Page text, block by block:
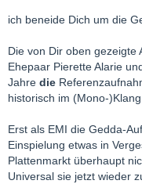
ich beneide Dich um die
Die von Dir oben gezeigte
Ehepaar Pierette Alarie
Jahre die
historisch im (Mono-
Erst als EMI die Gedda-
Einspielung etwas in
Plattenmarkt überhaupt
Universal sie jetzt wieder